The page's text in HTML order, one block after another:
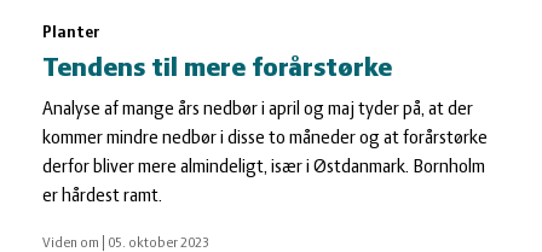
Planter
Tendens til mere forårstørke
Analyse af mange års nedbør i april og maj tyder på, at der
kommer mindre nedbør i disse to måneder og at forårstørke
derfor bliver mere almindeligt, især i Østdanmark. Bornholm
er hårdest ramt.
Viden om 05. oktober 2023